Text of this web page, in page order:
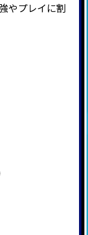
やプレイに割